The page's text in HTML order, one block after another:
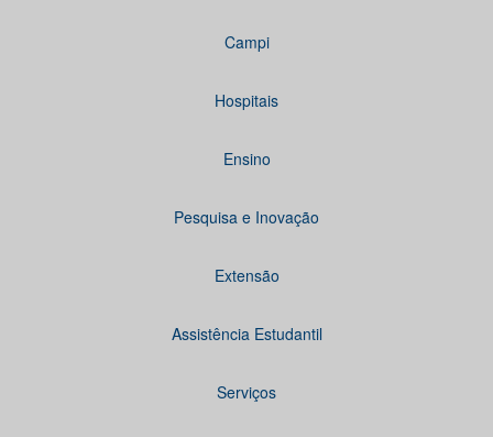
Campi
Hospitais
Ensino
Pesquisa e Inovação
Extensão
Assistência Estudantil
Serviços